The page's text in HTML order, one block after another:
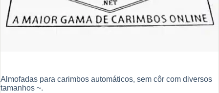
Almofadas para carimbos automáticos, sem côr com diversos
tamanhos ~.